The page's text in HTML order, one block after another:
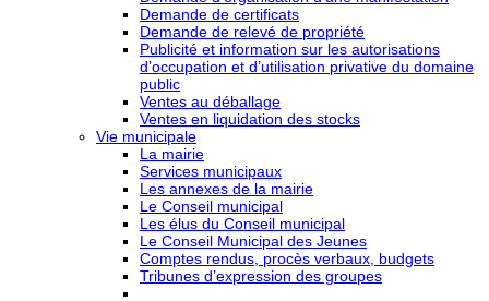
Demande de certificats
Demande de relevé de propriété
Publicité et information sur les autorisations
d’occupation et d’utilisation privative du domaine
public
Ventes au déballage
Ventes en liquidation des stocks
Vie municipale
La mairie
Services municipaux
Les annexes de la mairie
Le Conseil municipal
Les élus du Conseil municipal
Le Conseil Municipal des Jeunes
Comptes rendus, procès verbaux, budgets
Tribunes d’expression des groupes